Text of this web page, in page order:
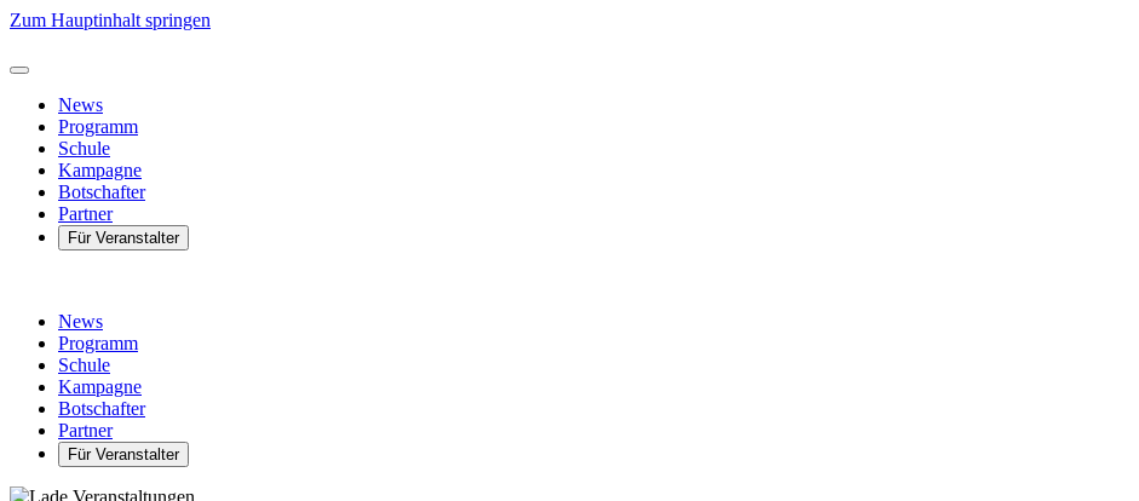
Zum Hauptinhalt springen
News
Programm
Schule
Kampagne
Botschafter
Partner
Für Veranstalter
News
Programm
Schule
Kampagne
Botschafter
Partner
Für Veranstalter